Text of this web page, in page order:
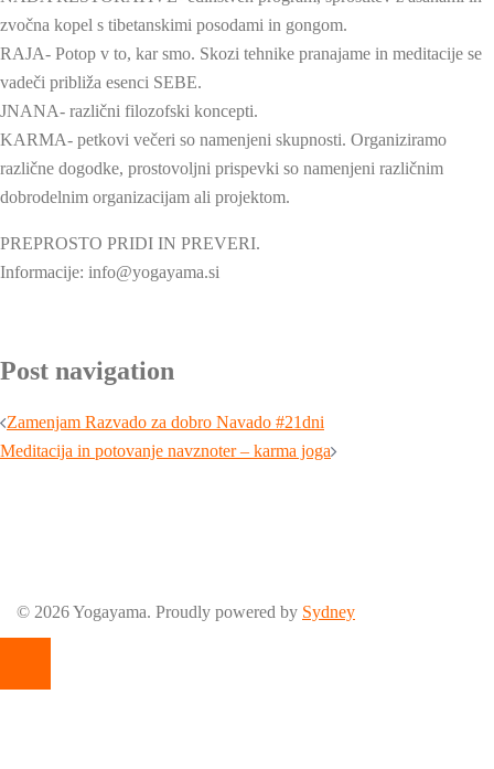
zvočna kopel s tibetanskimi posodami in gongom.
RAJA- Potop v to, kar smo. Skozi tehnike pranajame in meditacije se
vadeči približa esenci SEBE.
JNANA- različni filozofski koncepti.
KARMA- petkovi večeri so namenjeni skupnosti. Organiziramo
različne dogodke, prostovoljni prispevki so namenjeni različnim
dobrodelnim organizacijam ali projektom.
PREPROSTO PRIDI IN PREVERI.
Informacije: info@yogayama.si
Post navigation
Zamenjam Razvado za dobro Navado #21dni
Meditacija in potovanje navznoter – karma joga
© 2026 Yogayama. Proudly powered by Sydney